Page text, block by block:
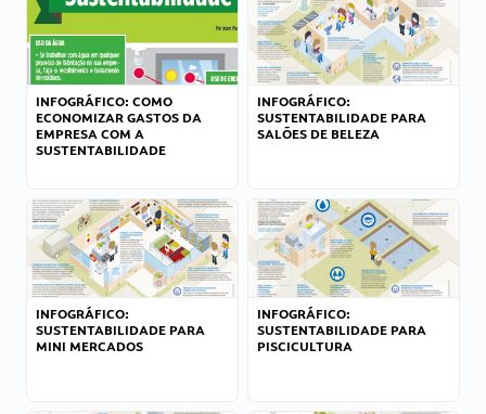
INFOGRÁFICO: COMO
ECONOMIZAR GASTOS DA
EMPRESA COM A
SUSTENTABILIDADE
INFOGRÁFICO:
SUSTENTABILIDADE PARA
SALÕES DE BELEZA
INFOGRÁFICO:
SUSTENTABILIDADE PARA
MINI MERCADOS
INFOGRÁFICO:
SUSTENTABILIDADE PARA
PISCICULTURA